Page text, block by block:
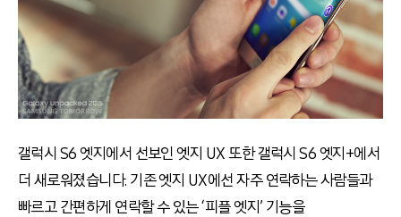
갤럭시 S6 엣지에서 선보인 엣지 UX 또한 갤럭시 S6 엣지 +에서
더 새로워졌습니다. 기존 엣지 UX에선 자주 연락하는 사람들과
빠르고 간편하게 연락할 수 있는 ‘피플 엣지’ 기능을